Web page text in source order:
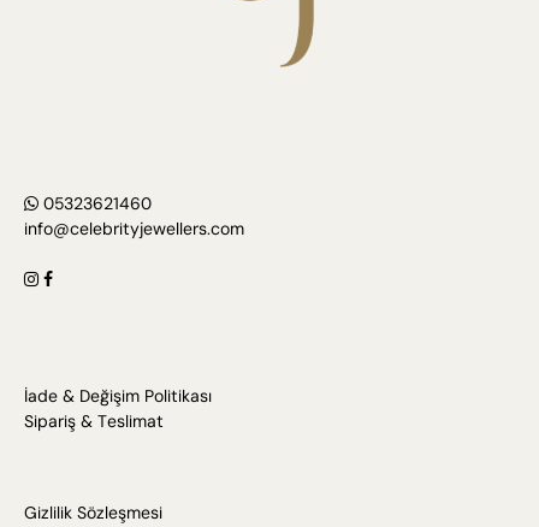
05323621460
info@celebrityjewellers.com
İade & Değişim Politikası
Sipariş & Teslimat
Gizlilik Sözleşmesi